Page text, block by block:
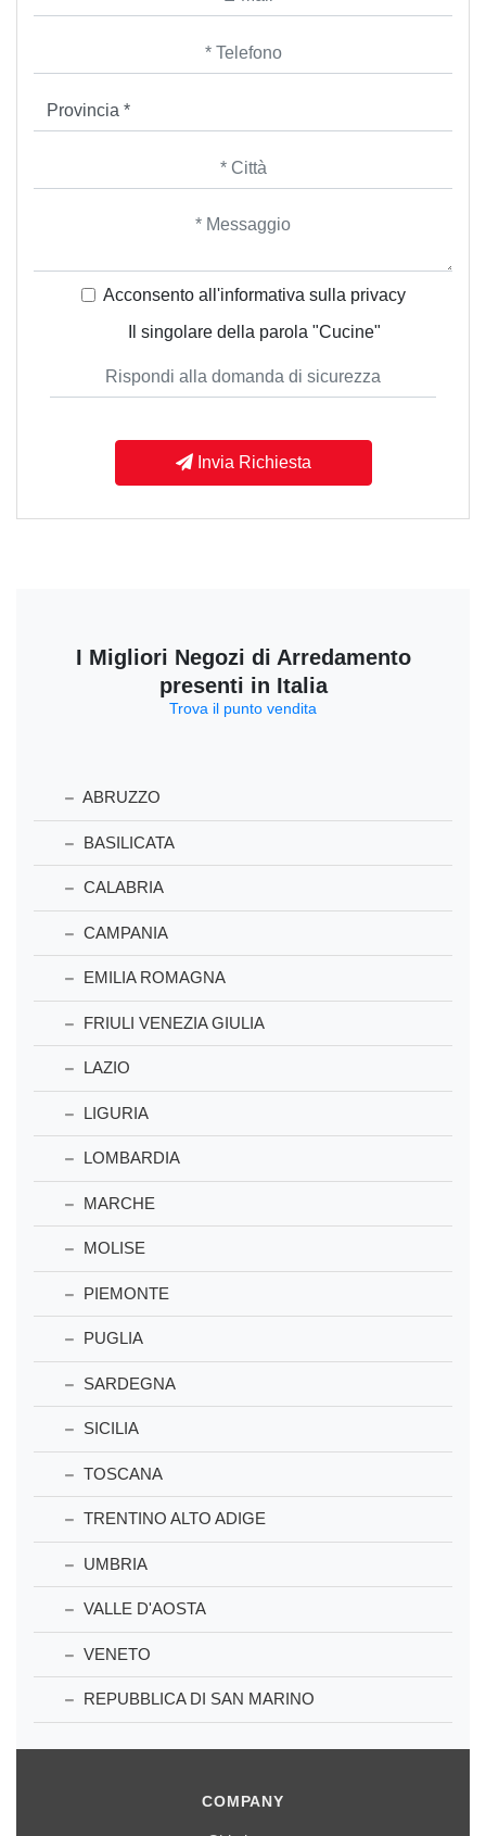
Acconsento all'informativa sulla privacy
Il singolare della parola "Cucine"
Invia Richiesta
I Migliori Negozi di Arredamento
presenti in Italia
Trova il punto vendita
ABRUZZO
BASILICATA
CALABRIA
CAMPANIA
EMILIA ROMAGNA
FRIULI VENEZIA GIULIA
LAZIO
LIGURIA
LOMBARDIA
MARCHE
MOLISE
PIEMONTE
PUGLIA
SARDEGNA
SICILIA
TOSCANA
TRENTINO ALTO ADIGE
UMBRIA
VALLE D'AOSTA
VENETO
REPUBBLICA DI SAN MARINO
COMPANY